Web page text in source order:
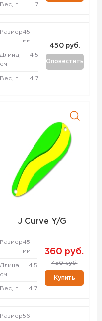
Вес, г 7
Размер45
мм
Длина,
см
4.5
Вес, г 4.7
450 руб.
Оповестить
J Curve Y/G
Размер45
мм
Длина,
см
4.5
Вес, г 4.7
360 руб.
450 руб.
Купить
Размер56